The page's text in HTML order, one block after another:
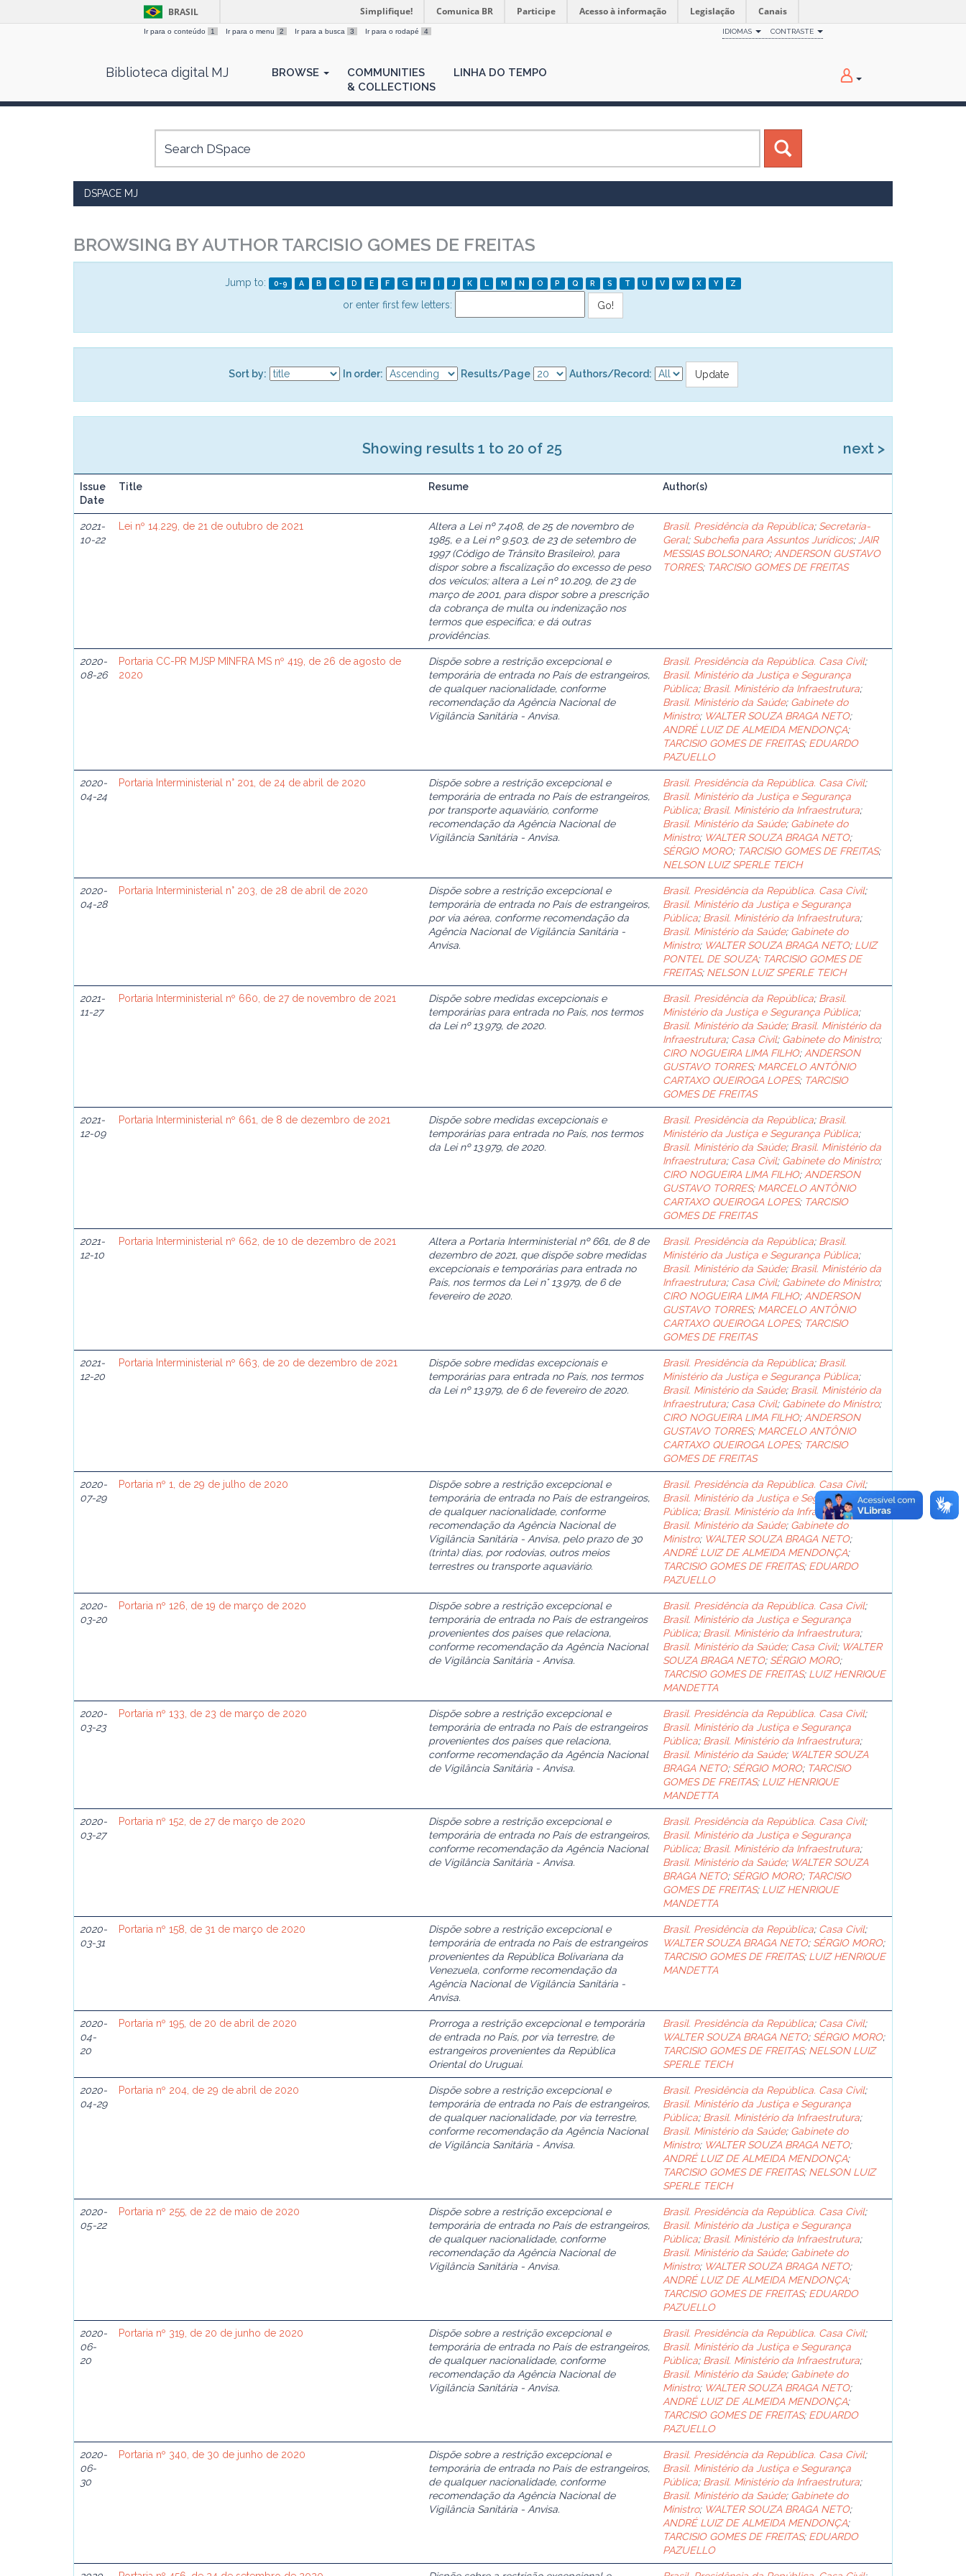
BRASIL Simplifique! Comunica BR Participe Acesso à informação Legislação Canais
Ir para o conteúdo 1 Ir para o menu 2 Ir para a busca 3 Ir para o rodapé 4 IDIOMAS CONTRASTE
Biblioteca digital MJ BROWSE
COMMUNITIES
& COLLECTIONS
LINHA DO TEMPO
DSPACE MJ
BROWSING BY AUTHOR TARCISIO GOMES DE FREITAS
Jump to: 0-9 A B C D E F G H I J K L M N O P Q R S T U V W X Y Z
or enter first few letters:
Sort by: In order: Results/Page Authors/Record:
Showing results 1 to 20 of 25 next >
Issue
Date
Title Resume Author(s)
2021-
10-22
Lei nº 14.229, de 21 de outubro de 2021
Altera a Lei nº 7.408, de 25 de novembro de
1985, e a Lei nº 9.503, de 23 de setembro de
1997 (Código de Trânsito Brasileiro), para
dispor sobre a fiscalização do excesso de peso
dos veículos; altera a Lei nº 10.209, de 23 de
março de 2001, para dispor sobre a prescrição
da cobrança de multa ou indenização nos
termos que especifica; e dá outras
providências.
Brasil. Presidência da República; Secretaria-
Geral; Subchefia para Assuntos Jurídicos; JAIR
MESSIAS BOLSONARO; ANDERSON GUSTAVO
TORRES; TARCISIO GOMES DE FREITAS
2020-
08-26
Portaria CC-PR MJSP MINFRA MS nº 419, de 26 de agosto de
2020
Dispõe sobre a restrição excepcional e
temporária de entrada no País de estrangeiros,
de qualquer nacionalidade, conforme
recomendação da Agência Nacional de
Vigilância Sanitária - Anvisa.
Brasil. Presidência da República. Casa Civil;
Brasil. Ministério da Justiça e Segurança
Pública; Brasil. Ministério da Infraestrutura;
Brasil. Ministério da Saúde; Gabinete do
Ministro; WALTER SOUZA BRAGA NETO;
ANDRÉ LUIZ DE ALMEIDA MENDONÇA;
TARCISIO GOMES DE FREITAS; EDUARDO
PAZUELLO
2020-
04-24
Portaria Interministerial n° 201, de 24 de abril de 2020
Dispõe sobre a restrição excepcional e
temporária de entrada no País de estrangeiros,
por transporte aquaviário, conforme
recomendação da Agência Nacional de
Vigilância Sanitária - Anvisa.
Brasil. Presidência da República. Casa Civil;
Brasil. Ministério da Justiça e Segurança
Pública; Brasil. Ministério da Infraestrutura;
Brasil. Ministério da Saúde; Gabinete do
Ministro; WALTER SOUZA BRAGA NETO;
SÉRGIO MORO; TARCISIO GOMES DE FREITAS;
NELSON LUIZ SPERLE TEICH
2020-
04-28
Portaria Interministerial n° 203, de 28 de abril de 2020
Dispõe sobre a restrição excepcional e
temporária de entrada no País de estrangeiros,
por via aérea, conforme recomendação da
Agência Nacional de Vigilância Sanitária -
Anvisa.
Brasil. Presidência da República. Casa Civil;
Brasil. Ministério da Justiça e Segurança
Pública; Brasil. Ministério da Infraestrutura;
Brasil. Ministério da Saúde; Gabinete do
Ministro; WALTER SOUZA BRAGA NETO; LUIZ
PONTEL DE SOUZA; TARCISIO GOMES DE
FREITAS; NELSON LUIZ SPERLE TEICH
2021-
11-27
Portaria Interministerial nº 660, de 27 de novembro de 2021
Dispõe sobre medidas excepcionais e
temporárias para entrada no País, nos termos
da Lei nº 13.979, de 2020.
Brasil. Presidência da República; Brasil.
Ministério da Justiça e Segurança Pública;
Brasil. Ministério da Saúde; Brasil. Ministério da
Infraestrutura; Casa Civil; Gabinete do Ministro;
CIRO NOGUEIRA LIMA FILHO; ANDERSON
GUSTAVO TORRES; MARCELO ANTÔNIO
CARTAXO QUEIROGA LOPES; TARCISIO
GOMES DE FREITAS
2021-
12-09
Portaria Interministerial nº 661, de 8 de dezembro de 2021
Dispõe sobre medidas excepcionais e
temporárias para entrada no País, nos termos
da Lei nº 13.979, de 2020.
Brasil. Presidência da República; Brasil.
Ministério da Justiça e Segurança Pública;
Brasil. Ministério da Saúde; Brasil. Ministério da
Infraestrutura; Casa Civil; Gabinete do Ministro;
CIRO NOGUEIRA LIMA FILHO; ANDERSON
GUSTAVO TORRES; MARCELO ANTÔNIO
CARTAXO QUEIROGA LOPES; TARCISIO
GOMES DE FREITAS
2021-
12-10
Portaria Interministerial nº 662, de 10 de dezembro de 2021
Altera a Portaria Interministerial nº 661, de 8 de
dezembro de 2021, que dispõe sobre medidas
excepcionais e temporárias para entrada no
País, nos termos da Lei n° 13.979, de 6 de
fevereiro de 2020.
Brasil. Presidência da República; Brasil.
Ministério da Justiça e Segurança Pública;
Brasil. Ministério da Saúde; Brasil. Ministério da
Infraestrutura; Casa Civil; Gabinete do Ministro;
CIRO NOGUEIRA LIMA FILHO; ANDERSON
GUSTAVO TORRES; MARCELO ANTÔNIO
CARTAXO QUEIROGA LOPES; TARCISIO
GOMES DE FREITAS
2021-
12-20
Portaria Interministerial nº 663, de 20 de dezembro de 2021
Dispõe sobre medidas excepcionais e
temporárias para entrada no País, nos termos
da Lei nº 13.979, de 6 de fevereiro de 2020.
Brasil. Presidência da República; Brasil.
Ministério da Justiça e Segurança Pública;
Brasil. Ministério da Saúde; Brasil. Ministério da
Infraestrutura; Casa Civil; Gabinete do Ministro;
CIRO NOGUEIRA LIMA FILHO; ANDERSON
GUSTAVO TORRES; MARCELO ANTÔNIO
CARTAXO QUEIROGA LOPES; TARCISIO
GOMES DE FREITAS
2020-
07-29
Portaria nº 1, de 29 de julho de 2020
Dispõe sobre a restrição excepcional e
temporária de entrada no País de estrangeiros,
de qualquer nacionalidade, conforme
recomendação da Agência Nacional de
Vigilância Sanitária - Anvisa, pelo prazo de 30
(trinta) dias, por rodovias, outros meios
terrestres ou transporte aquaviário.
Brasil. Presidência da República. Casa Civil;
Brasil. Ministério da Justiça e Segurança
Pública; Brasil. Ministério da Infraestrutura;
Brasil. Ministério da Saúde; Gabinete do
Ministro; WALTER SOUZA BRAGA NETO;
ANDRÉ LUIZ DE ALMEIDA MENDONÇA;
TARCISIO GOMES DE FREITAS; EDUARDO
PAZUELLO
2020-
03-20
Portaria nº 126, de 19 de março de 2020
Dispõe sobre a restrição excepcional e
temporária de entrada no País de estrangeiros
provenientes dos países que relaciona,
conforme recomendação da Agência Nacional
de Vigilância Sanitária - Anvisa.
Brasil. Presidência da República. Casa Civil;
Brasil. Ministério da Justiça e Segurança
Pública; Brasil. Ministério da Infraestrutura;
Brasil. Ministério da Saúde; Casa Civil; WALTER
SOUZA BRAGA NETO; SÉRGIO MORO;
TARCISIO GOMES DE FREITAS; LUIZ HENRIQUE
MANDETTA
2020-
03-23
Portaria nº 133, de 23 de março de 2020
Dispõe sobre a restrição excepcional e
temporária de entrada no País de estrangeiros
provenientes dos países que relaciona,
conforme recomendação da Agência Nacional
de Vigilância Sanitária - Anvisa.
Brasil. Presidência da República. Casa Civil;
Brasil. Ministério da Justiça e Segurança
Pública; Brasil. Ministério da Infraestrutura;
Brasil. Ministério da Saúde; WALTER SOUZA
BRAGA NETO; SÉRGIO MORO; TARCISIO
GOMES DE FREITAS; LUIZ HENRIQUE
MANDETTA
2020-
03-27
Portaria nº 152, de 27 de março de 2020
Dispõe sobre a restrição excepcional e
temporária de entrada no País de estrangeiros,
conforme recomendação da Agência Nacional
de Vigilância Sanitária - Anvisa.
Brasil. Presidência da República. Casa Civil;
Brasil. Ministério da Justiça e Segurança
Pública; Brasil. Ministério da Infraestrutura;
Brasil. Ministério da Saúde; WALTER SOUZA
BRAGA NETO; SÉRGIO MORO; TARCISIO
GOMES DE FREITAS; LUIZ HENRIQUE
MANDETTA
2020-
03-31
Portaria nº 158, de 31 de março de 2020
Dispõe sobre a restrição excepcional e
temporária de entrada no País de estrangeiros
provenientes da República Bolivariana da
Venezuela, conforme recomendação da
Agência Nacional de Vigilância Sanitária -
Anvisa.
Brasil. Presidência da República; Casa Civil;
WALTER SOUZA BRAGA NETO; SÉRGIO MORO;
TARCISIO GOMES DE FREITAS; LUIZ HENRIQUE
MANDETTA
2020-
04-
20
Portaria nº 195, de 20 de abril de 2020
Prorroga a restrição excepcional e temporária
de entrada no País, por via terrestre, de
estrangeiros provenientes da República
Oriental do Uruguai.
Brasil. Presidência da República; Casa Civil;
WALTER SOUZA BRAGA NETO; SÉRGIO MORO;
TARCISIO GOMES DE FREITAS; NELSON LUIZ
SPERLE TEICH
2020-
04-29
Portaria nº 204, de 29 de abril de 2020
Dispõe sobre a restrição excepcional e
temporária de entrada no País de estrangeiros,
de qualquer nacionalidade, por via terrestre,
conforme recomendação da Agência Nacional
de Vigilância Sanitária - Anvisa.
Brasil. Presidência da República. Casa Civil;
Brasil. Ministério da Justiça e Segurança
Pública; Brasil. Ministério da Infraestrutura;
Brasil. Ministério da Saúde; Gabinete do
Ministro; WALTER SOUZA BRAGA NETO;
ANDRÉ LUIZ DE ALMEIDA MENDONÇA;
TARCISIO GOMES DE FREITAS; NELSON LUIZ
SPERLE TEICH
2020-
05-22
Portaria nº 255, de 22 de maio de 2020
Dispõe sobre a restrição excepcional e
temporária de entrada no País de estrangeiros,
de qualquer nacionalidade, conforme
recomendação da Agência Nacional de
Vigilância Sanitária - Anvisa.
Brasil. Presidência da República. Casa Civil;
Brasil. Ministério da Justiça e Segurança
Pública; Brasil. Ministério da Infraestrutura;
Brasil. Ministério da Saúde; Gabinete do
Ministro; WALTER SOUZA BRAGA NETO;
ANDRÉ LUIZ DE ALMEIDA MENDONÇA;
TARCISIO GOMES DE FREITAS; EDUARDO
PAZUELLO
2020-
06-
20
Portaria nº 319, de 20 de junho de 2020
Dispõe sobre a restrição excepcional e
temporária de entrada no País de estrangeiros,
de qualquer nacionalidade, conforme
recomendação da Agência Nacional de
Vigilância Sanitária - Anvisa.
Brasil. Presidência da República. Casa Civil;
Brasil. Ministério da Justiça e Segurança
Pública; Brasil. Ministério da Infraestrutura;
Brasil. Ministério da Saúde; Gabinete do
Ministro; WALTER SOUZA BRAGA NETO;
ANDRÉ LUIZ DE ALMEIDA MENDONÇA;
TARCISIO GOMES DE FREITAS; EDUARDO
PAZUELLO
2020-
06-
30
Portaria nº 340, de 30 de junho de 2020
Dispõe sobre a restrição excepcional e
temporária de entrada no País de estrangeiros,
de qualquer nacionalidade, conforme
recomendação da Agência Nacional de
Vigilância Sanitária - Anvisa.
Brasil. Presidência da República. Casa Civil;
Brasil. Ministério da Justiça e Segurança
Pública; Brasil. Ministério da Infraestrutura;
Brasil. Ministério da Saúde; Gabinete do
Ministro; WALTER SOUZA BRAGA NETO;
ANDRÉ LUIZ DE ALMEIDA MENDONÇA;
TARCISIO GOMES DE FREITAS; EDUARDO
PAZUELLO